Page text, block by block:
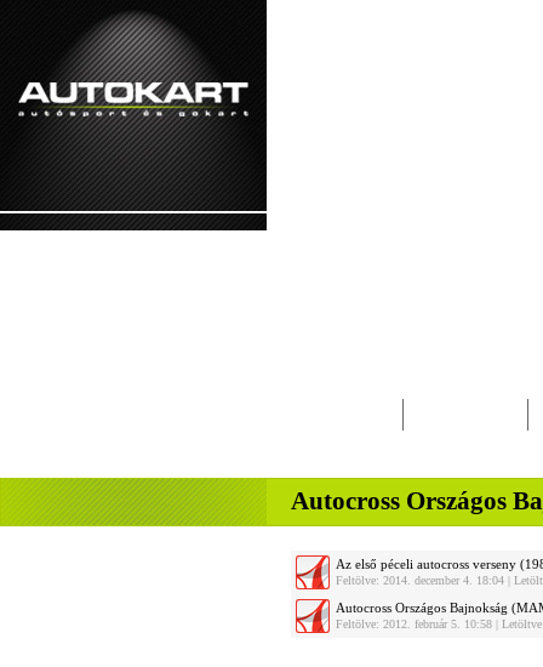
Autocross Országos
Az első péceli autocross verseny
Feltölve: 2014. december 4. 18:04 |
Autocross Országos Bajnokság
Feltölve: 2012. február 5. 10:58 |